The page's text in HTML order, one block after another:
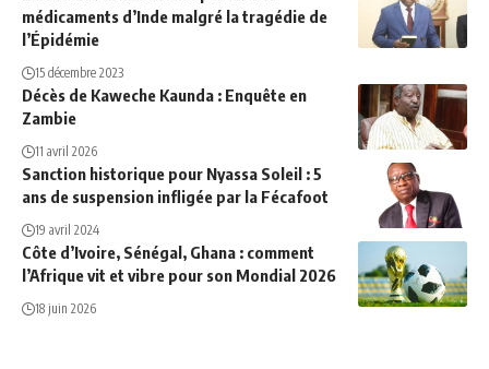
médicaments d’Inde malgré la tragédie de
l’Épidémie
15 décembre 2023
Décès de Kaweche Kaunda : Enquête en
Zambie
11 avril 2026
Sanction historique pour Nyassa Soleil : 5
ans de suspension infligée par la Fécafoot
19 avril 2024
Côte d’Ivoire, Sénégal, Ghana : comment
l’Afrique vit et vibre pour son Mondial 2026
18 juin 2026